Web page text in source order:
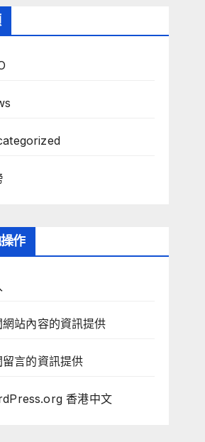
作
網站內容的資訊提供
留言的資訊提供
香港中文